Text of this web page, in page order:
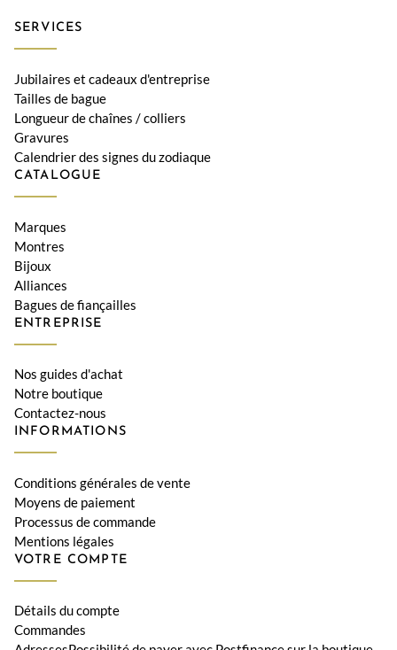
SERVICES
Jubilaires et cadeaux d'entreprise
Tailles de bague
Longueur de chaînes / colliers
Gravures
Calendrier des signes du zodiaque
CATALOGUE
Marques
Montres
Bijoux
Alliances
Bagues de fiançailles
ENTREPRISE
Nos guides d'achat
Notre boutique
Contactez-nous
INFORMATIONS
Conditions générales de vente
Moyens de paiement
Processus de commande
Mentions légales
VOTRE COMPTE
Détails du compte
Commandes